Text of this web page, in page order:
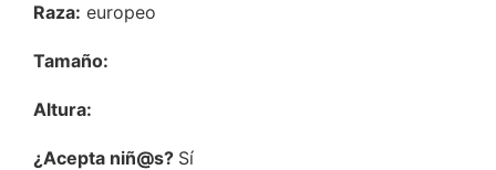
Raza: europeo
Tamaño:
Altura:
¿Acepta niñ@s? Sí